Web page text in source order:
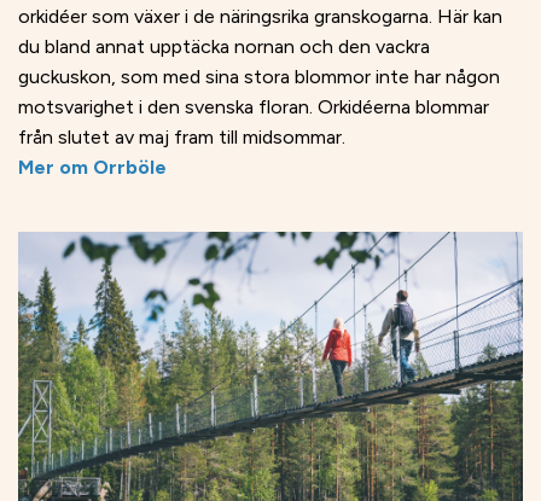
orkidéer som växer i de näringsrika granskogarna. Här kan
du bland annat upptäcka nornan och den vackra
guckuskon, som med sina stora blommor inte har någon
motsvarighet i den svenska floran. Orkidéerna blommar
från slutet av maj fram till midsommar.
Mer om Orrböle